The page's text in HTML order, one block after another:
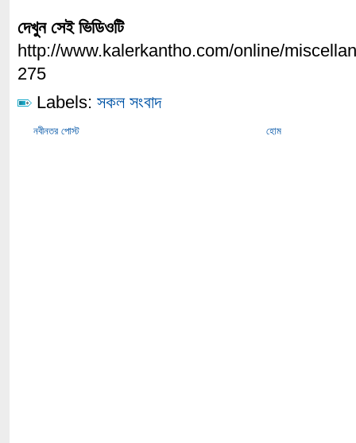
দেখুন সেই ভিডিওটি
http://www.kalerkantho.com/online/
275
Labels: সকল সংবাদ
নবীনতর পোস্ট হোম